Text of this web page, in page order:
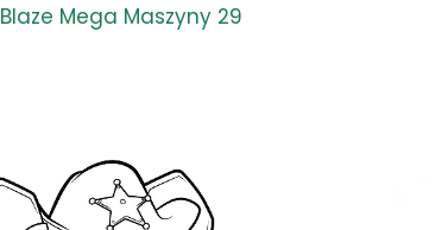
Blaze Mega Maszyny 29